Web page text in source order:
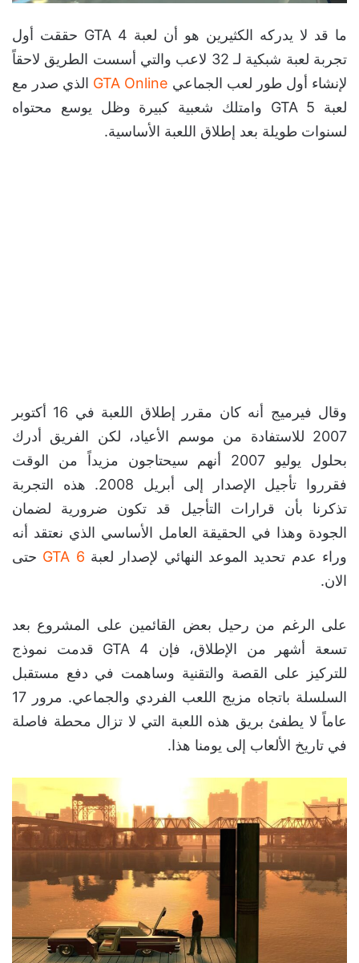
ما قد لا يدركه الكثيرين هو أن لعبة GTA 4 حققت أول
تجربة لعبة شبكية لـ 32 لاعب والتي أسست الطريق لاحقاً
لإنشاء أول طور لعب الجماعي GTA Online الذي صدر مع
لعبة GTA 5 وامتلك شعبية كبيرة وظل يوسع محتواه
لسنوات طويلة بعد إطلاق اللعبة الأساسية.
وقال فيرميج أنه كان مقرر إطلاق اللعبة في 16 أكتوبر
2007 للاستفادة من موسم الأعياد، لكن الفريق أدرك
بحلول يوليو 2007 أنهم سيحتاجون مزيداً من الوقت
فقرروا تأجيل الإصدار إلى أبريل 2008. هذه التجربة
تذكرنا بأن قرارات التأجيل قد تكون ضرورية لضمان
الجودة وهذا في الحقيقة العامل الأساسي الذي نعتقد أنه
وراء عدم تحديد الموعد النهائي لإصدار لعبة GTA 6 حتى
الان.
على الرغم من رحيل بعض القائمين على المشروع بعد
تسعة أشهر من الإطلاق، فإن GTA 4 قدمت نموذج
للتركيز على القصة والتقنية وساهمت في دفع مستقبل
السلسلة باتجاه مزيج اللعب الفردي والجماعي. مرور 17
عاماً لا يطفئ بريق هذه اللعبة التي لا تزال محطة فاصلة
في تاريخ الألعاب إلى يومنا هذا.